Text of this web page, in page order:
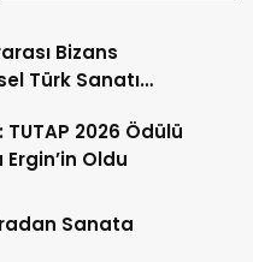
Bizans
Türk Sanatı
Ediyor
TUTAP 2026 Ödülü
Oldu
Sanata